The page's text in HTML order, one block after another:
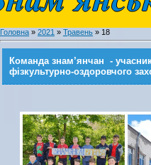
Головна » 2021 » Травень » 18
Команда знам’янчан -
фізкультурно-оздоровчого